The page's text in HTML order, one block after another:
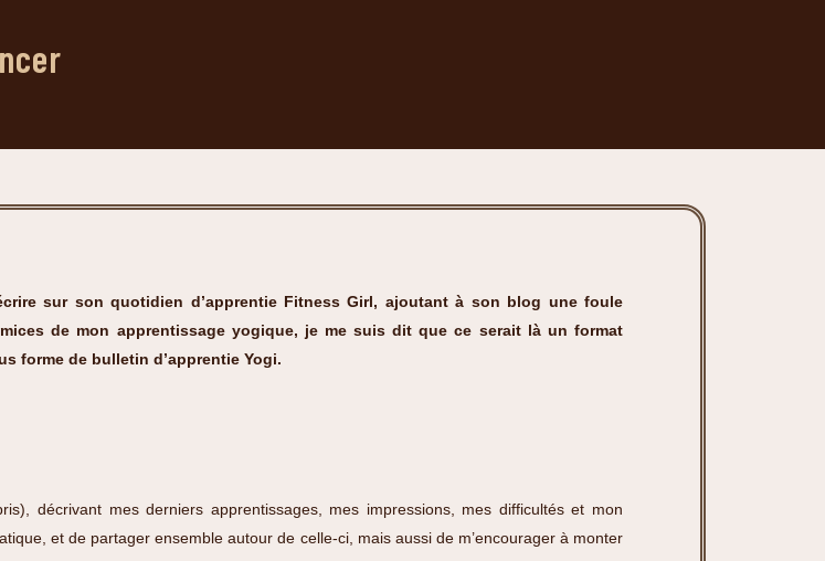
sur son quotidien d’apprentie Fitness Girl, ajoutant à son blog une foule
de mon apprentissage yogique, je me suis dit que ce serait là un format
forme de bulletin d’apprentie Yogi.
décrivant mes derniers apprentissages, mes impressions, mes difficultés et mon
et de partager ensemble autour de celle-ci, mais aussi de m’encourager à monter